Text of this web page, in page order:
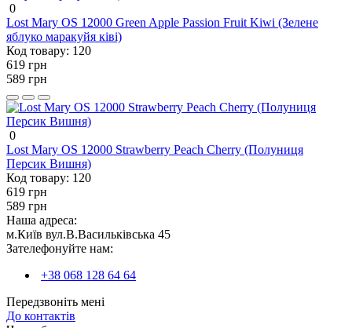
0
Lost Mary OS 12000 Green Apple Passion Fruit Kiwi (Зелене
яблуко маракуйя ківі)
Код товару: 120
619 грн
589 грн
0
Lost Mary OS 12000 Strawberry Peach Cherry (Полуниця
Персик Вишня)
Код товару: 120
619 грн
589 грн
Наша адреса:
м.Київ вул.В.Васильківська 45
Зателефонуйте нам:
+38 068 128 64 64
Передзвоніть мені
До контактів